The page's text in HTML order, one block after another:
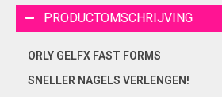
PRODUCTOMSCHRIJVING
ORLY GELFX FAST FORMS
SNELLER NAGELS VERLENGEN!